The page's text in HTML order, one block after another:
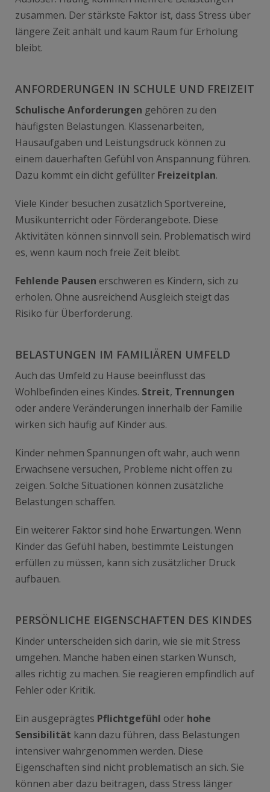
zusammen. Der stärkste Faktor ist, dass Stress über
längere Zeit anhält und kaum Raum für Erholung
bleibt.
ANFORDERUNGEN IN SCHULE UND FREIZEIT
Schulische Anforderungen gehören zu den
häufigsten Belastungen. Klassenarbeiten,
Hausaufgaben und Leistungsdruck können zu
einem dauerhaften Gefühl von Anspannung führen.
Dazu kommt ein dicht gefüllter Freizeitplan.
Viele Kinder besuchen zusätzlich Sportvereine,
Musikunterricht oder Förderangebote. Diese
Aktivitäten können sinnvoll sein. Problematisch wird
es, wenn kaum noch freie Zeit bleibt.
Fehlende Pausen erschweren es Kindern, sich zu
erholen. Ohne ausreichend Ausgleich steigt das
Risiko für Überforderung.
BELASTUNGEN IM FAMILIÄREN UMFELD
Auch das Umfeld zu Hause beeinflusst das
Wohlbefinden eines Kindes. Streit, Trennungen
oder andere Veränderungen innerhalb der Familie
wirken sich häufig auf Kinder aus.
Kinder nehmen Spannungen oft wahr, auch wenn
Erwachsene versuchen, Probleme nicht offen zu
zeigen. Solche Situationen können zusätzliche
Belastungen schaffen.
Ein weiterer Faktor sind hohe Erwartungen. Wenn
Kinder das Gefühl haben, bestimmte Leistungen
erfüllen zu müssen, kann sich zusätzlicher Druck
aufbauen.
PERSÖNLICHE EIGENSCHAFTEN DES KINDES
Kinder unterscheiden sich darin, wie sie mit Stress
umgehen. Manche haben einen starken Wunsch,
alles richtig zu machen. Sie reagieren empfindlich auf
Fehler oder Kritik.
Ein ausgeprägtes Pflichtgefühl oder hohe
Sensibilität kann dazu führen, dass Belastungen
intensiver wahrgenommen werden. Diese
Eigenschaften sind nicht problematisch an sich. Sie
können aber dazu beitragen, dass Stress länger